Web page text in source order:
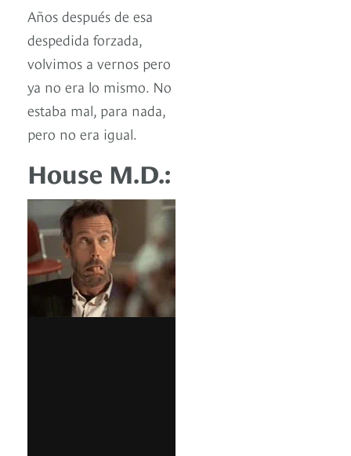
Años después de esa
despedida forzada,
volvimos a vernos pero
ya no era lo mismo. No
estaba mal, para nada,
pero no era igual.
House M.D.: